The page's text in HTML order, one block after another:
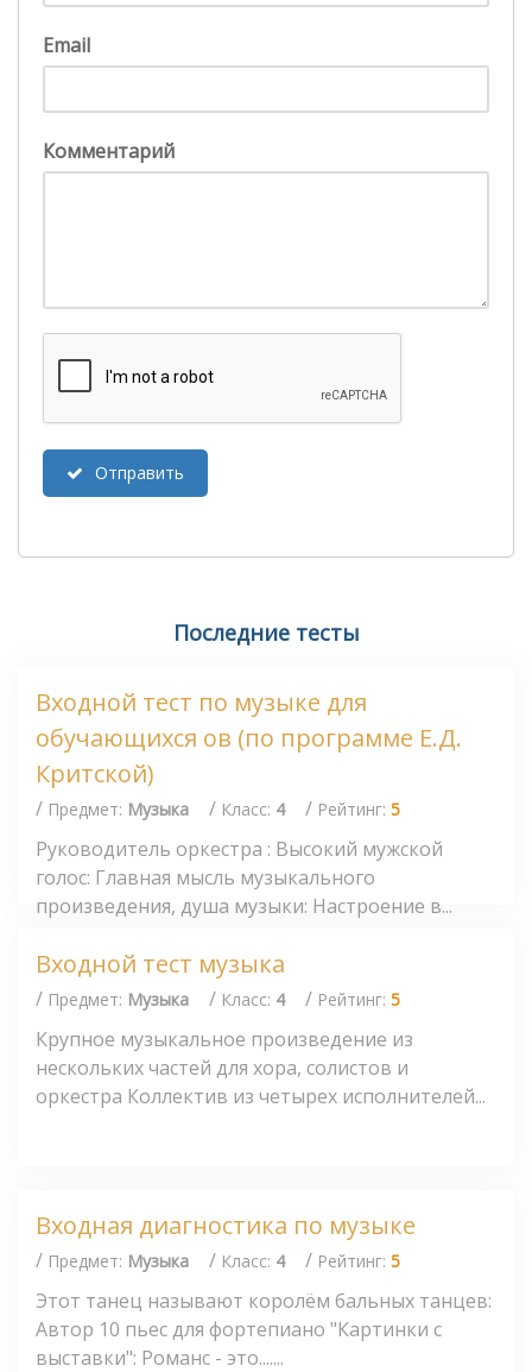
Email
Комментарий
Отправить
Последние тесты
Входной тест по музыке для
обучающихся ов (по программе Е.Д.
Критской)
/ Предмет: Музыка / Класс: 4 / Рейтинг: 5
Руководитель оркестра : Высокий мужской
голос: Главная мысль музыкального
произведения, душа музыки: Настроение в...
Входной тест музыка
/ Предмет: Музыка / Класс: 4 / Рейтинг: 5
Крупное музыкальное произведение из
нескольких частей для хора, солистов и
оркестра Коллектив из четырех исполнителей...
Входная диагностика по музыке
/ Предмет: Музыка / Класс: 4 / Рейтинг: 5
Этот танец называют королём бальных танцев:
Автор 10 пьес для фортепиано "Картинки с
выставки": Романс - это.......